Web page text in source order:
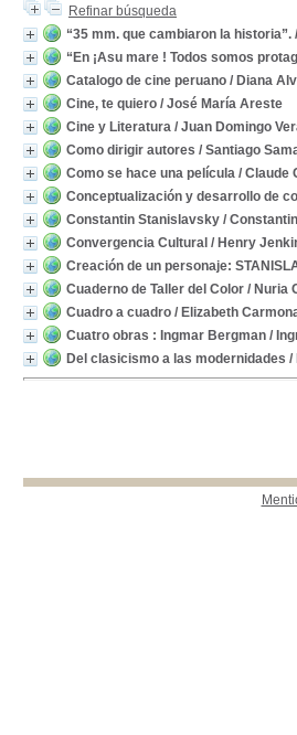
Refinar búsqueda
“35 mm. que cambiaron la historia”.
“En ¡Asu mare ! Todos somos
Catalogo de cine peruano / Diana
Cine, te quiero / José María Areste
Cine y Literatura / Juan Domingo
Como dirigir autores / Santiago
Como se hace una película / Claude
Conceptualización y desarrollo de
Constantin Stanislavsky /
Convergencia Cultural / Henry
Creación de un personaje:
Cuaderno de Taller del Color / Nuria
Cuadro a cuadro / Elizabeth
Cuatro obras : Ingmar Bergman /
Del clasicismo a las modernidades /